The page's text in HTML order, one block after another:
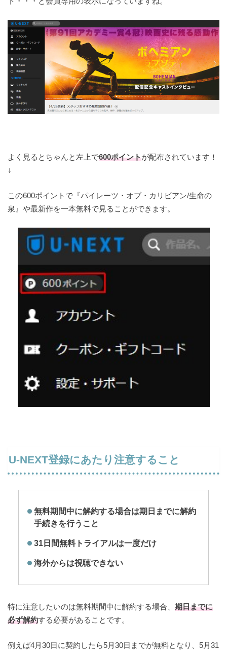
よく見るとちゃんと左上で600ポイントが配布されています！
↓
この600ポイントで『パイレーツ・オブ・カリビアン/生命の
泉』や最新作を一本無料で見ることができます。
U-NEXT登録にあたり注意すること
無料期間中に解約する場合は期日までに解約
手続きを行うこと
31日間無料トライアルは一度だけ
海外からは視聴できない
特に注意したいのは無料期間中に解約する場合、 期日までに
必ず解約する必要があることです。
例えば4月30日に契約したら5月30日までが無料となり、5月31